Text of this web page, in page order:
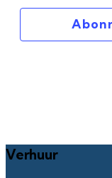
Verhuur